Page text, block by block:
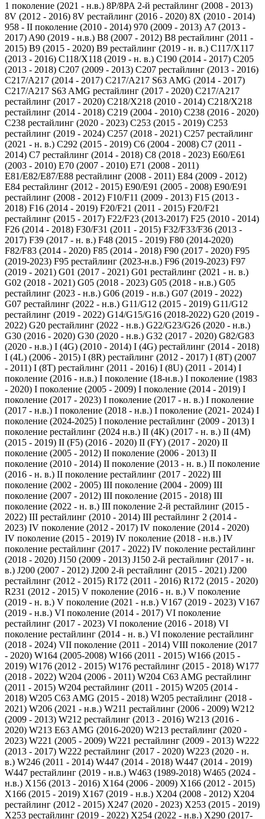
1 поколение (2021 - н.в.) 8P/8PA 2-й рестайлинг (2008 - 2013)
8V (2012 - 2016) 8V рестайлинг (2016 - 2020) 8X (2010 - 2014)
958 - II поколение (2010 - 2014) 970 (2009 - 2013) A7 (2013 -
2017) A90 (2019 - н.в.) B8 (2007 - 2012) B8 рестайлинг (2011 -
2015) B9 (2015 - 2020) B9 рестайлинг (2019 - н. в.) C117/X117
(2013 - 2016) C118/X118 (2019 - н. в.) C190 (2014 - 2017) C205
(2013 - 2018) C207 (2009 - 2013) C207 рестайлинг (2013 - 2016)
C217/A217 (2014 - 2017) C217/A217 S63 AMG (2014 - 2017)
C217/A217 S63 AMG рестайлинг (2017 - 2020) C217/A217
рестайлинг (2017 - 2020) C218/X218 (2010 - 2014) C218/X218
рестайлинг (2014 - 2018) C219 (2004 - 2010) C238 (2016 - 2020)
C238 рестайлинг (2020 - 2023) C253 (2015 - 2019) C253
рестайлинг (2019 - 2024) C257 (2018 - 2021) C257 рестайлинг
(2021 - н. в.) C292 (2015 - 2019) C6 (2004 - 2008) C7 (2011 -
2014) C7 рестайлинг (2014 - 2018) C8 (2018 - 2023) E60/E61
(2003 - 2010) E70 (2007 - 2010) E71 (2008 - 2011)
E81/E82/E87/E88 рестайлинг (2008 - 2011) E84 (2009 - 2012)
E84 рестайлинг (2012 - 2015) E90/E91 (2005 - 2008) E90/E91
рестайлинг (2008 - 2012) F10/F11 (2009 - 2013) F15 (2013 -
2018) F16 (2014 - 2019) F20/F21 (2011 - 2015) F20/F21
рестайлинг (2015 - 2017) F22/F23 (2013-2017) F25 (2010 - 2014)
F26 (2014 - 2018) F30/F31 (2011 - 2015) F32/F33/F36 (2013 -
2017) F39 (2017 - н. в.) F48 (2015 - 2019) F80 (2014-2020)
F82/F83 (2014 - 2020) F85 (2014 - 2018) F90 (2017 - 2020) F95
(2019-2023) F95 рестайлинг (2023-н.в.) F96 (2019-2023) F97
(2019 - 2021) G01 (2017 - 2021) G01 рестайлинг (2021 - н. в.)
G02 (2018 - 2021) G05 (2018 - 2023) G05 (2018 - н.в.) G05
рестайлинг (2023 - н.в.) G06 (2019 - н.в.) G07 (2019 - 2022)
G07 рестайлинг (2022 - н.в.) G11/G12 (2015 - 2019) G11/G12
рестайлинг (2019 - 2022) G14/G15/G16 (2018-2022) G20 (2019 -
2022) G20 рестайлинг (2022 - н.в.) G22/G23/G26 (2020 - н.в.)
G30 (2016 - 2020) G30 (2020 - н.в.) G32 (2017 - 2020) G82/G83
(2020 - н.в.) I (4G) (2010 - 2014) I (4G) рестайлинг (2014 - 2018)
I (4L) (2006 - 2015) I (8R) рестайлинг (2012 - 2017) I (8T) (2007
- 2011) I (8T) рестайлинг (2011 - 2016) I (8U) (2011 - 2014) I
поколение (2016 - н.в.) I поколение (18-н.в.) I поколение (1983
- 2020) I поколение (2005 - 2009) I поколение (2014 - 2019) I
поколение (2017 - 2023) I поколение (2017 - н. в.) I поколение
(2017 - н.в.) I поколение (2018 - н.в.) I поколение (2021- 2024) I
поколение (2024-2025) I поколение рестайлинг (2009 - 2013) I
поколение рестайлинг (2024 н.в.) II (4K) (2017 - н. в.) II (4M)
(2015 - 2019) II (F5) (2016 - 2020) II (FY) (2017 - 2020) II
поколение (2005 - 2012) II поколение (2006 - 2013) II
поколение (2010 - 2014) II поколение (2013 - н. в.) II поколение
(2016 - н. в.) II поколение рестайлинг (2017 - 2022) III
поколение (2002 - 2005) III поколение (2004 - 2009) III
поколение (2007 - 2012) III поколение (2015 - 2018) III
поколение (2022 - н. в.) III поколение 2-й рестайлинг (2015 -
2022) III рестайлинг (2010 - 2014) III рестайлинг 2 (2014 -
2023) IV поколение (2012 - 2017) IV поколение (2014 - 2020)
IV поколение (2015 - 2019) IV поколение (2018 - н.в.) IV
поколение рестайлинг (2017 - 2022) IV поколение рестайлинг
(2018 - 2020) J150 (2009 - 2013) J150 2-й рестайлинг (2017 - н.
в.) J200 (2007 - 2012) J200 2-й рестайлинг (2015 - 2021) J200
рестайлинг (2012 - 2015) R172 (2011 - 2016) R172 (2015 - 2020)
R231 (2012 - 2015) V поколение (2016 - н. в.) V поколение
(2019 - н. в.) V поколение (2021 - н.в.) V167 (2019 - 2023) V167
(2019 - н.в.) VI поколение (2014 - 2017) VI поколение
рестайлинг (2017 - 2023) VI поколение (2016 - 2018) VI
поколение рестайлинг (2014 - н. в.) VI поколение рестайлинг
(2018 - 2024) VII поколение (2011 - 2014) VIII поколение (2017
- 2020) W164 (2005-2008) W166 (2011 - 2015) W166 (2015 -
2019) W176 (2012 - 2015) W176 рестайлинг (2015 - 2018) W177
(2018 - 2022) W204 (2006 - 2011) W204 C63 AMG рестайлинг
(2011 - 2015) W204 рестайлинг (2011 - 2015) W205 (2014 -
2018) W205 C63 AMG (2015 - 2018) W205 рестайлинг (2018 -
2021) W206 (2021 - н.в.) W211 рестайлинг (2006 - 2009) W212
(2009 - 2013) W212 рестайлинг (2013 - 2016) W213 (2016 -
2020) W213 E63 AMG (2016-2020) W213 рестайлинг (2020 -
2023) W221 (2005 - 2009) W221 рестайлинг (2009 - 2013) W222
(2013 - 2017) W222 рестайлинг (2017 - 2020) W223 (2020 - н.
в.) W246 (2011 - 2014) W447 (2014 - 2018) W447 (2014 - 2019)
W447 рестайлинг (2019 - н.в.) W463 (1989-2018) W465 (2024 -
н.в.) X156 (2013 - 2016) X164 (2006 - 2009) X166 (2012 - 2015)
X166 (2015 - 2019) X167 (2019 - н.в.) X204 (2008 - 2012) X204
рестайлинг (2012 - 2015) X247 (2020 - 2023) X253 (2015 - 2019)
X253 рестайлинг (2019 - 2022) X254 (2022 - н.в.) X290 (2017-